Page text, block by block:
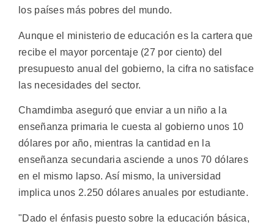
los países más pobres del mundo.
Aunque el ministerio de educación es la cartera que
recibe el mayor porcentaje (27 por ciento) del
presupuesto anual del gobierno, la cifra no satisface
las necesidades del sector.
Chamdimba aseguró que enviar a un niño a la
enseñanza primaria le cuesta al gobierno unos 10
dólares por año, mientras la cantidad en la
enseñanza secundaria asciende a unos 70 dólares
en el mismo lapso. Así mismo, la universidad
implica unos 2.250 dólares anuales por estudiante.
"Dado el énfasis puesto sobre la educación básica,